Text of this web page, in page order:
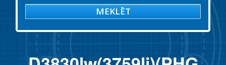
MEKLĒT